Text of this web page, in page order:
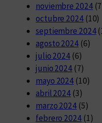
noviembre 2024
octubre 2024(10)
septiembre 2024
agosto 2024(6)
julio 2024 (6)
junio 2024 (7)
mayo 2024 (10)
abril 2024 (3)
marzo 2024 (5)
febrero 2024(1)